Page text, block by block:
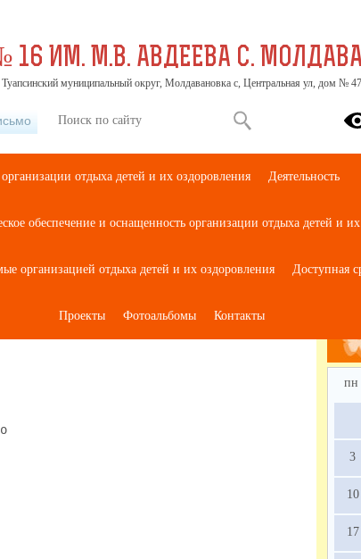
пн
3
10
17
ИМ. М.В. АВДЕЕВА С.
муниципальный округ, Молдавановка с, Центральная ул, дом № 47
отдыха детей и их оздоровления Деятельность
обеспечение и оснащенность организации отдыха детей и
организацией отдыха детей и их оздоровления Доступная
Проекты Фотоальбомы Контакты